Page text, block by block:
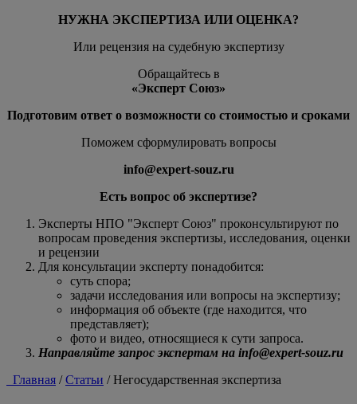
НУЖНА ЭКСПЕРТИЗА ИЛИ ОЦЕНКА?
Или рецензия на судебную экспертизу
Обращайтесь в
«Эксперт Союз»
Подготовим ответ о возможности со стоимостью и сроками
Поможем сформулировать вопросы
info@expert-souz.ru
Есть вопрос об экспертизе?
Эксперты НПО "Эксперт Союз" проконсультируют по
вопросам проведения экспертизы, исследования, оценки
и рецензии
Для консультации эксперту понадобится:
суть спора;
задачи исследования или вопросы на экспертизу;
информация об объекте (где находится, что
представляет);
фото и видео, относящиеся к сути запроса.
Направляйте запрос экспертам на info@expert-souz.ru
Главная /Статьи /Негосударственная экспертиза